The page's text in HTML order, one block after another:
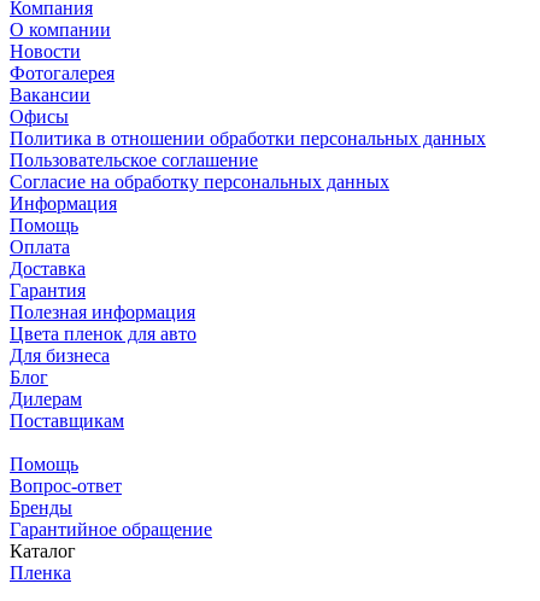
Компания
О компании
Новости
Фотогалерея
Вакансии
Офисы
Политика в отношении обработки персональных данных
Пользовательское соглашение
Согласие на обработку персональных данных
Информация
Помощь
Оплата
Доставка
Гарантия
Полезная информация
Цвета пленок для авто
Для бизнеса
Блог
Дилерам
Поставщикам
Помощь
Вопрос-ответ
Бренды
Гарантийное обращение
Каталог
Пленка